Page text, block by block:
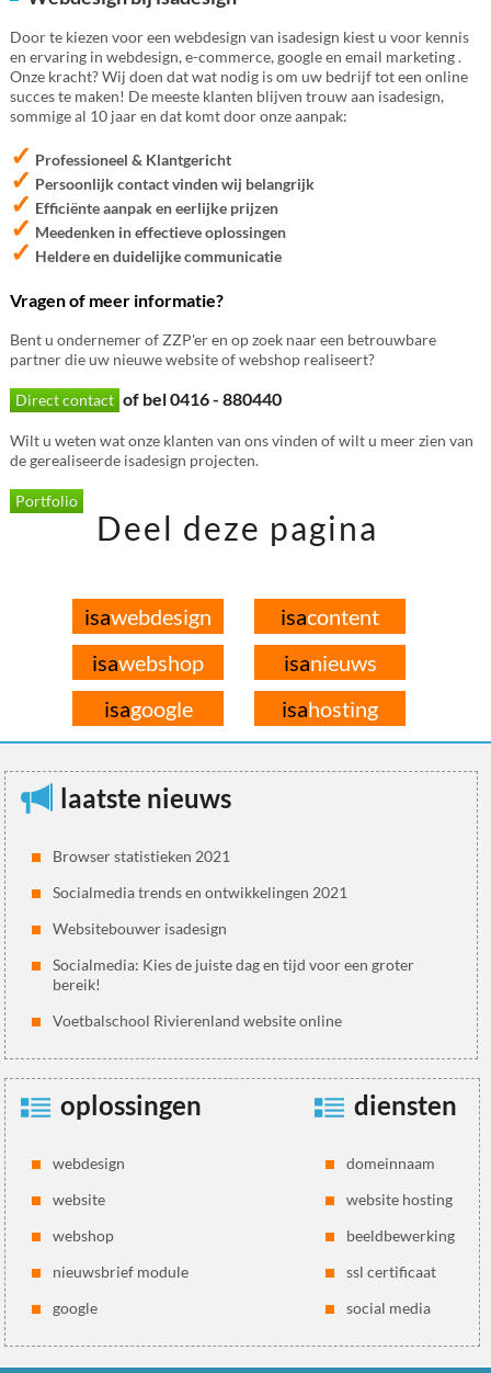
Door te kiezen voor een webdesign van isadesign kiest u voor kennis
en ervaring in webdesign, e-commerce, google en email marketing .
Onze kracht? Wij doen dat wat nodig is om uw bedrijf tot een online
succes te maken! De meeste klanten blijven trouw aan isadesign,
sommige al 10 jaar en dat komt door onze aanpak:
✓ Professioneel & Klantgericht
✓ Persoonlijk contact vinden wij belangrijk
✓ Efficiënte aanpak en eerlijke prijzen
✓ Meedenken in effectieve oplossingen
✓ Heldere en duidelijke communicatie
Vragen of meer informatie?
Bent u ondernemer of ZZP'er en op zoek naar een betrouwbare
partner die uw nieuwe website of webshop realiseert?
Direct contact of bel 0416 - 880440
Wilt u weten wat onze klanten van ons vinden of wilt u meer zien van
de gerealiseerde isadesign projecten.
Portfolio
Deel deze pagina
isawebdesign isacontent
isawebshop isanieuws
isagoogle isahosting
laatste nieuws
Browser statistieken 2021
Socialmedia trends en ontwikkelingen 2021
Websitebouwer isadesign
Socialmedia: Kies de juiste dag en tijd voor een groter
bereik!
Voetbalschool Rivierenland website online
oplossingen
webdesign
website
webshop
nieuwsbrief module
google
diensten
domeinnaam
website hosting
beeldbewerking
ssl certificaat
social media